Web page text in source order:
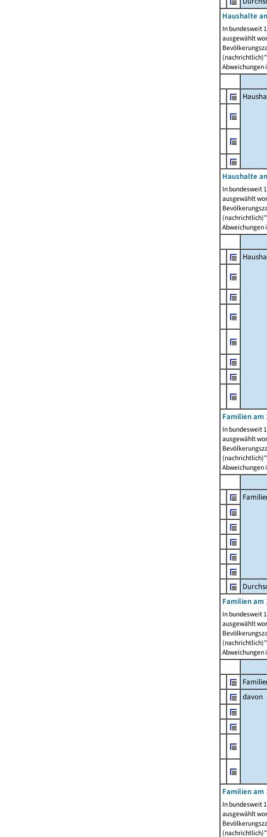
Haushalte
In bundesweit
ausgewählt
Abweichungen
Haushalte
In bundesweit
ausgewählt
Abweichungen
Familien am
In bundesweit
ausgewählt
Abweichungen
Familien am
In bundesweit
ausgewählt
Abweichungen
davon
Familien am
In bundesweit
ausgewählt